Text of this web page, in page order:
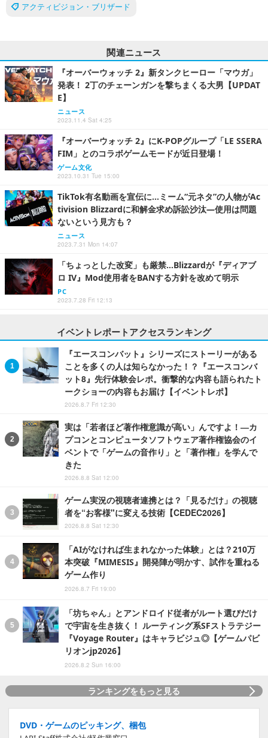
アクティビジョン・ブリザード
関連ニュース
『オーバーウォッチ 2』新タンクヒーロー「マウガ」
発表！ 2丁のチェーンガンを撃ちまくる大男【UPDAT
E】
ニュース
2023.11.4 Sat 4:25
『オーバーウォッチ 2』にK-POPグループ「LE SSERA
FIM」とのコラボゲームモードが近日登場！
ゲーム文化
2023.10.31 Tue 15:00
TikTok有名動画を宣伝に…ミーム“元ネタ”の人物がAc
tivision Blizzardに和解金求め訴訟沙汰―使用は問題
ないという見方も？
ニュース
2023.7.31 Mon 14:07
「ちょっとした改変」も厳禁…Blizzardが『ディアブ
ロ IV』Mod使用者をBANする方針を改めて明示
PC
2023.7.28 Fri 12:13
イベントレポートアクセスランキング
『エースコンバット』シリーズにストーリーがある
ことを多くの人は知らなかった！？『エースコンバ
ット8』先行体験会レポ。衝撃的な内容も語られたト
ークショーの内容もお届け【イベントレポ】
2026.8.7 Fri 12:30
実は「若者ほど著作権意識が高い」んですよ！―カ
プコンとコンピュータソフトウェア著作権協会のイ
ベントで「ゲームの音作り」と「著作権」を学んで
きた
2026.8.8 Sat 12:00
ゲーム実況の視聴者連携とは？「見るだけ」の視聴
者を“お客様"に変える技術【CEDEC2026】
2026.8.8 Sat 12:30
「AIがなければ生まれなかった体験」とは？210万
本突破『MIMESIS』開発陣が明かす、試作を重ねる
ゲーム作り
2026.8.7 Fri 19:00
「坊ちゃん」とアンドロイド従者がルート選びだけ
で宇宙を生き抜く！ ルーティング系SFストラテジー
『Voyage Router』はキャラビジュ◎【ゲームパビ
リオンjp2026】
2026.8.2 Sun 16:00
ランキングをもっと見る
DVD・ゲームのピッキング、梱包